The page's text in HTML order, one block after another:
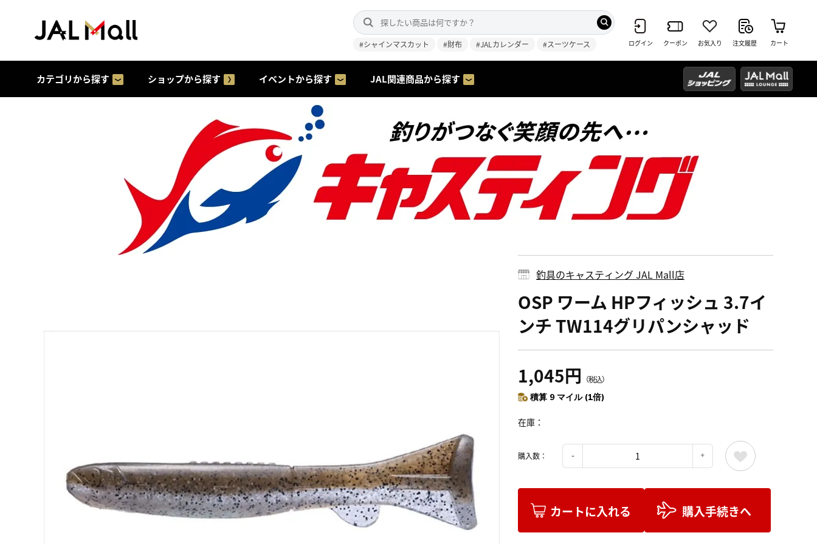
#シャインマスカット #財布 #JALカレンダー #スーツケース ログイン クーポン お気入り 注文履歴 カート
カテゴリから探す ショップから探す イベントから探す JAL関連商品から探す
釣具のキャスティング JAL Mall店
OSP ワーム HPフィッシュ 3.7イ
ンチ TW114グリパンシャッド
1,045円 （税込）
積算 9 マイル (1倍)
在庫
購入数：
カートに入れる 購入手続きへ